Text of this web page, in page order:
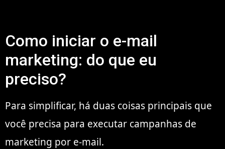
Como iniciar o e-mail
marketing: do que eu
preciso?
Para simplificar, há duas coisas principais que
você precisa para executar campanhas de
marketing por e-mail.